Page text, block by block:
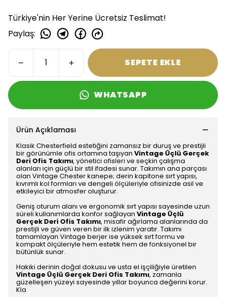
Türkiye'nin Her Yerine Ücretsiz Teslimat!
Paylaş:
SEPETE EKLE
WHATSAPP
Ürün Açıklaması
Klasik Chesterfield estetiğini zamansız bir duruş ve prestijli
bir görünümle ofis ortamına taşıyan Vintage Üçlü Gerçek
Deri Ofis Takımı, yönetici ofisleri ve seçkin çalışma
alanları için güçlü bir stil ifadesi sunar. Takımın ana parçası
olan Vintage Chester kanepe; derin kapitone sırt yapısı,
kıvrımlı kol formları ve dengeli ölçüleriyle ofisinizde asil ve
etkileyici bir atmosfer oluşturur.
Geniş oturum alanı ve ergonomik sırt yapısı sayesinde uzun
süreli kullanımlarda konfor sağlayan Vintage Üçlü
Gerçek Deri Ofis Takımı, misafir ağırlama alanlarında da
prestijli ve güven veren bir ilk izlenim yaratır. Takımı
tamamlayan Vintage berjer ise yüksek sırt formu ve
kompakt ölçüleriyle hem estetik hem de fonksiyonel bir
bütünlük sunar.
Hakiki derinin doğal dokusu ve usta el işçiliğiyle üretilen
Vintage Üçlü Gerçek Deri Ofis Takımı, zamanla
güzelleşen yüzeyi sayesinde yıllar boyunca değerini korur.
Kla